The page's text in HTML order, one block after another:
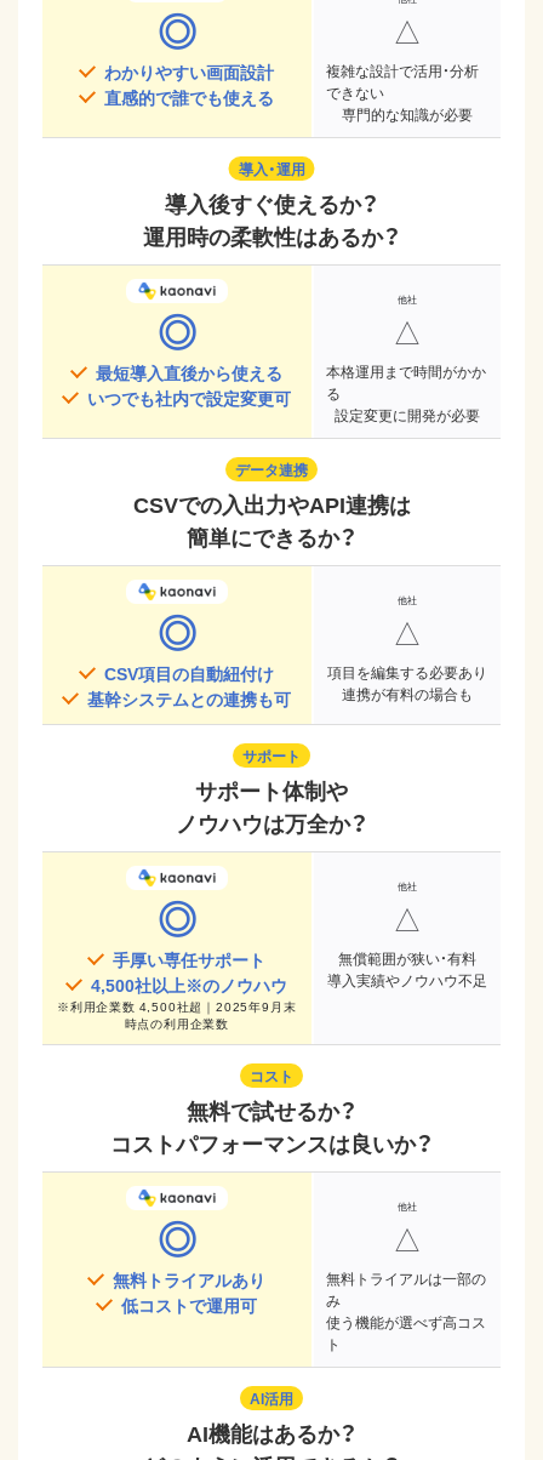
◎
わかりやすい画面設計
直感的で誰でも使える
△
複雑な設計で活用・分析
できない
専門的な知識が必要
導入・運用
導入後すぐ使えるか？
運用時の柔軟性はあるか？
◎
最短導入直後から使える
いつでも社内で設定変更可
△
本格運用まで時間がかか
る
設定変更に開発が必要
データ連携
CSVでの入出力やAPI連携は
簡単にできるか？
◎
CSV項目の自動紐付け
基幹システムとの連携も可
△
項目を編集する必要あり
連携が有料の場合も
サポート
サポート体制や
ノウハウは万全か？
◎
手厚い専任サポート
4,500社以上※のノウハウ
※利用企業数 4,500社超｜2025年9月末
時点の利用企業数
△
無償範囲が狭い・有料
導入実績やノウハウ不足
コスト
無料で試せるか？
コストパフォーマンスは良いか？
◎
無料トライアルあり
低コストで運用可
△
無料トライアルは一部の
み
使う機能が選べず高コス
ト
AI活用
AI機能はあるか？